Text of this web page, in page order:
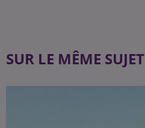
SUR LE MÊME SUJET